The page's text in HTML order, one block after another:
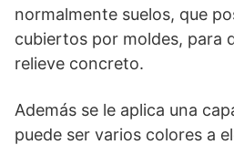
normalmente suelos, que
cubiertos por moldes, para
relieve concreto.
Además se le aplica una
puede ser varios colores a